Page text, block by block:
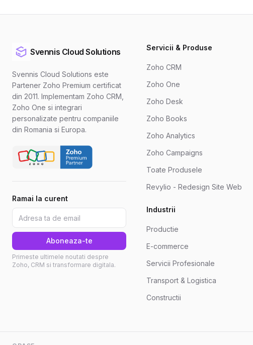
Svennis Cloud Solutions
Svennis Cloud Solutions este
Partener Zoho Premium certificat
din 2011. Implementam Zoho CRM,
Zoho One si integrari
personalizate pentru companiile
din Romania si Europa.
Ramai la curent
Aboneaza-te
Primeste ultimele noutati despre
Zoho, CRM si transformare digitala.
Servicii & Produse
Zoho CRM
Zoho One
Zoho Desk
Zoho Books
Zoho Analytics
Zoho Campaigns
Toate Produsele
Revylio - Redesign Site Web
Industrii
Productie
E-commerce
Servicii Profesionale
Transport & Logistica
Constructii